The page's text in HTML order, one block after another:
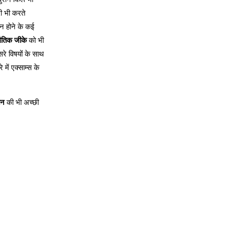
भी करते
होने के कई
जीकेको भी
विषयों के साथ
में एक्साम्स के
की भी अच्छी